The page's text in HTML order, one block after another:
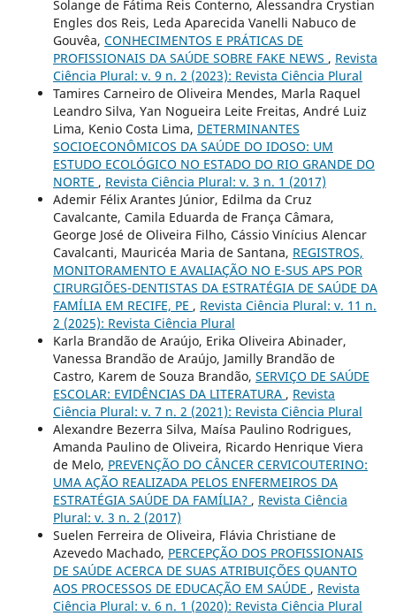
Solange de Fátima Reis Conterno, Alessandra Crystian
Engles dos Reis, Leda Aparecida Vanelli Nabuco de
Gouvêa, CONHECIMENTOS E PRÁTICAS DE
PROFISSIONAIS DA SAÚDE SOBRE FAKE NEWS , Revista
Ciência Plural: v. 9 n. 2 (2023): Revista Ciência Plural
Tamires Carneiro de Oliveira Mendes, Marla Raquel
Leandro Silva, Yan Nogueira Leite Freitas, André Luiz
Lima, Kenio Costa Lima, DETERMINANTES
SOCIOECONÔMICOS DA SAÚDE DO IDOSO: UM
ESTUDO ECOLÓGICO NO ESTADO DO RIO GRANDE DO
NORTE , Revista Ciência Plural: v. 3 n. 1 (2017)
Ademir Félix Arantes Júnior, Edilma da Cruz
Cavalcante, Camila Eduarda de França Câmara,
George José de Oliveira Filho, Cássio Vinícius Alencar
Cavalcanti, Mauricéa Maria de Santana, REGISTROS,
MONITORAMENTO E AVALIAÇÃO NO E-SUS APS POR
CIRURGIÕES-DENTISTAS DA ESTRATÉGIA DE SAÚDE DA
FAMÍLIA EM RECIFE, PE , Revista Ciência Plural: v. 11 n.
2 (2025): Revista Ciência Plural
Karla Brandão de Araújo, Erika Oliveira Abinader,
Vanessa Brandão de Araújo, Jamilly Brandão de
Castro, Karem de Souza Brandão, SERVIÇO DE SAÚDE
ESCOLAR: EVIDÊNCIAS DA LITERATURA , Revista
Ciência Plural: v. 7 n. 2 (2021): Revista Ciência Plural
Alexandre Bezerra Silva, Maísa Paulino Rodrigues,
Amanda Paulino de Oliveira, Ricardo Henrique Viera
de Melo, PREVENÇÃO DO CÂNCER CERVICOUTERINO:
UMA AÇÃO REALIZADA PELOS ENFERMEIROS DA
ESTRATÉGIA SAÚDE DA FAMÍLIA? , Revista Ciência
Plural: v. 3 n. 2 (2017)
Suelen Ferreira de Oliveira, Flávia Christiane de
Azevedo Machado, PERCEPÇÃO DOS PROFISSIONAIS
DE SAÚDE ACERCA DE SUAS ATRIBUIÇÕES QUANTO
AOS PROCESSOS DE EDUCAÇÃO EM SAÚDE , Revista
Ciência Plural: v. 6 n. 1 (2020): Revista Ciência Plural